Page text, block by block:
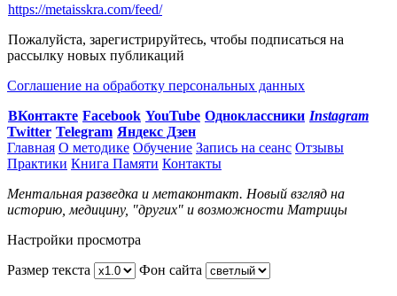
https://metaisskra.com/feed/
Пожалуйста, зарегистрируйтесь, чтобы подписаться на
рассылку новых публикаций
Соглашение на обработку персональных данных
ВКонтакте Facebook YouTube Одноклассники Instagram
Twitter Telegram Яндекс Дзен
Главная О методике Обучение Запись на сеанс Отзывы
Практики Книга Памяти Контакты
Ментальная разведка и метаконтакт. Новый взгляд на
историю, медицину, "других" и возможности Матрицы
Настройки просмотра
Размер текста
Фон сайта